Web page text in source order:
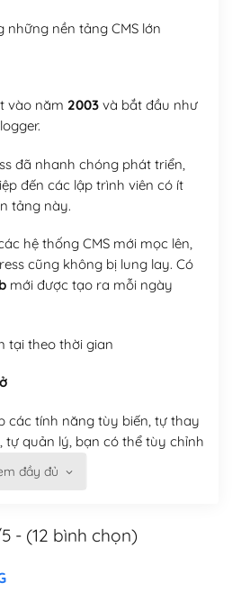
nền tảng CMS lớn
vào năm 2003và bắt đầu như
đã nhanh chóng phát triển,
đến các lập trình viên có ít
tảng này.
hệ thống CMS mới mọc lên,
cũng không bị lung lay. Có
mới được tạo ra mỗi ngày
tại theo thời gian
các tính năng tùy biến, tự thay
tự quản lý, bạn có thể tùy chỉnh
phải sử dụng dịch vụ tại bất
WordPress
đầy đủ
- (12 bình chọn)